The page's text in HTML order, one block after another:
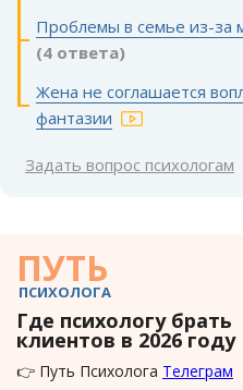
Проблемы в семье из-за
(4 ответа)
Жена не соглашается
фантазии
Задать вопрос психологам
ПУТЬ
ПСИХОЛОГА
Где психологу брать
клиентов в 2026 году
👉 Путь Психолога Телеграм